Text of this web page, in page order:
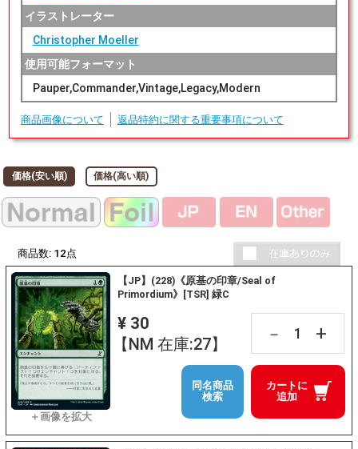
イラストレーター
Christopher Moeller
使用可能フォーマット
Pauper,Commander,Vintage,Legacy,Modern
商品画像について 返品特約に関する重要事項について
価格(安い順) 価格(高い順)
商品数: 12 点
【JP】(228)《原基の印章/Seal of
Primordium》[TSR] 緑C
¥ 30
【NM 在庫:27】
－ +
カートに
追加
同名商品
検索